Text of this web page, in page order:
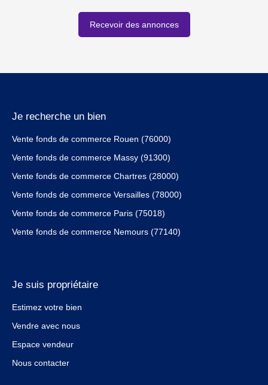
Recevoir des annonces
Je recherche un bien
Vente fonds de commerce Rouen (76000)
Vente fonds de commerce Massy (91300)
Vente fonds de commerce Chartres (28000)
Vente fonds de commerce Versailles (78000)
Vente fonds de commerce Paris (75018)
Vente fonds de commerce Nemours (77140)
Je suis propriétaire
Estimez votre bien
Vendre avec nous
Espace vendeur
Nous contacter